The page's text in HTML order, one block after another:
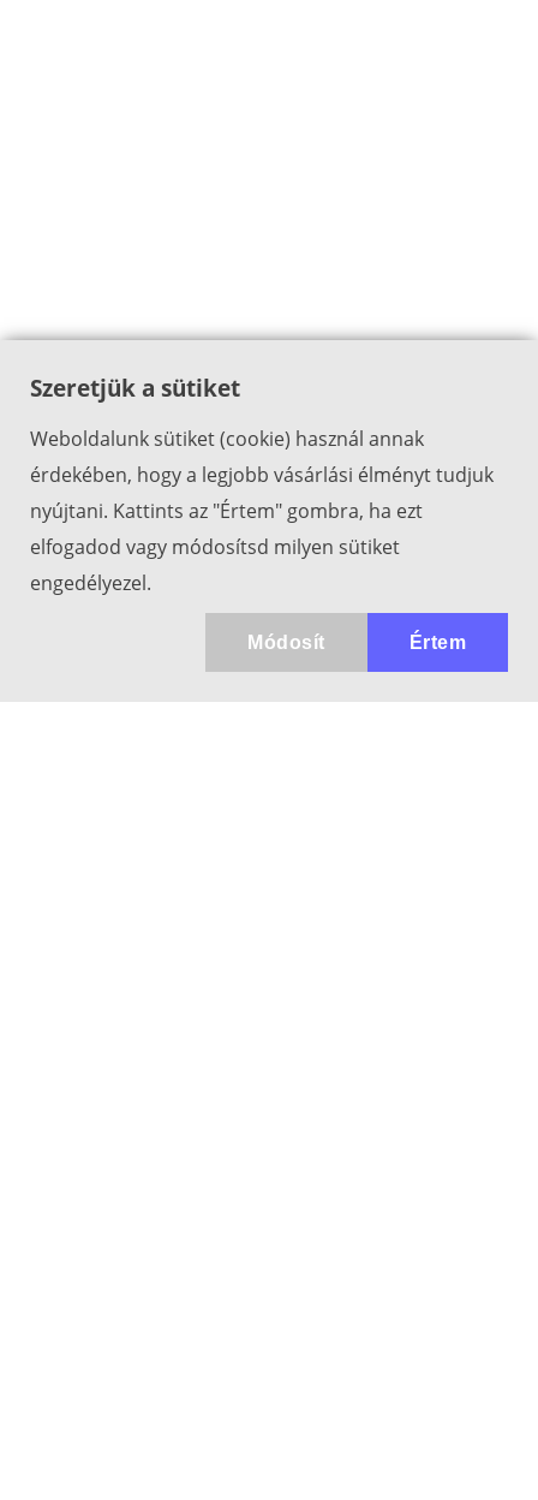
Szeretjük a sütiket
Weboldalunk sütiket (cookie) használ annak
érdekében, hogy a legjobb vásárlási élményt tudjuk
nyújtani. Kattints az "Értem" gombra, ha ezt
elfogadod vagy módosítsd milyen sütiket
engedélyezel.
Értem
Módosít